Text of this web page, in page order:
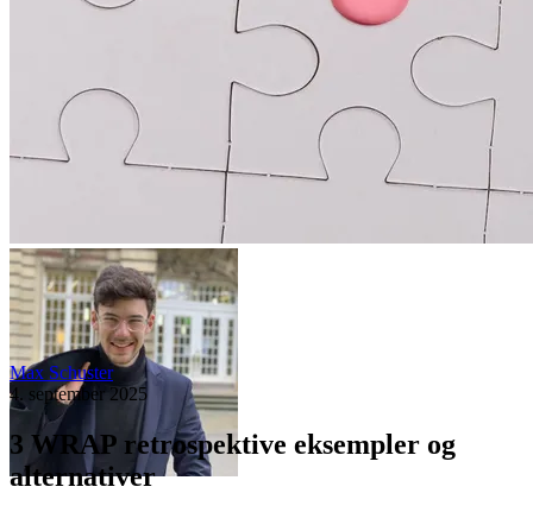
Max Schuster
4. september 2025
3 WRAP retrospektive eksempler og
alternativer